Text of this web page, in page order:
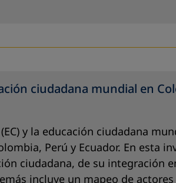
ciudadana mundial en
y la educación ciudadana
Perú y Ecuador. En esta
ciudadana, de su integración
incluye un mapeo de actores